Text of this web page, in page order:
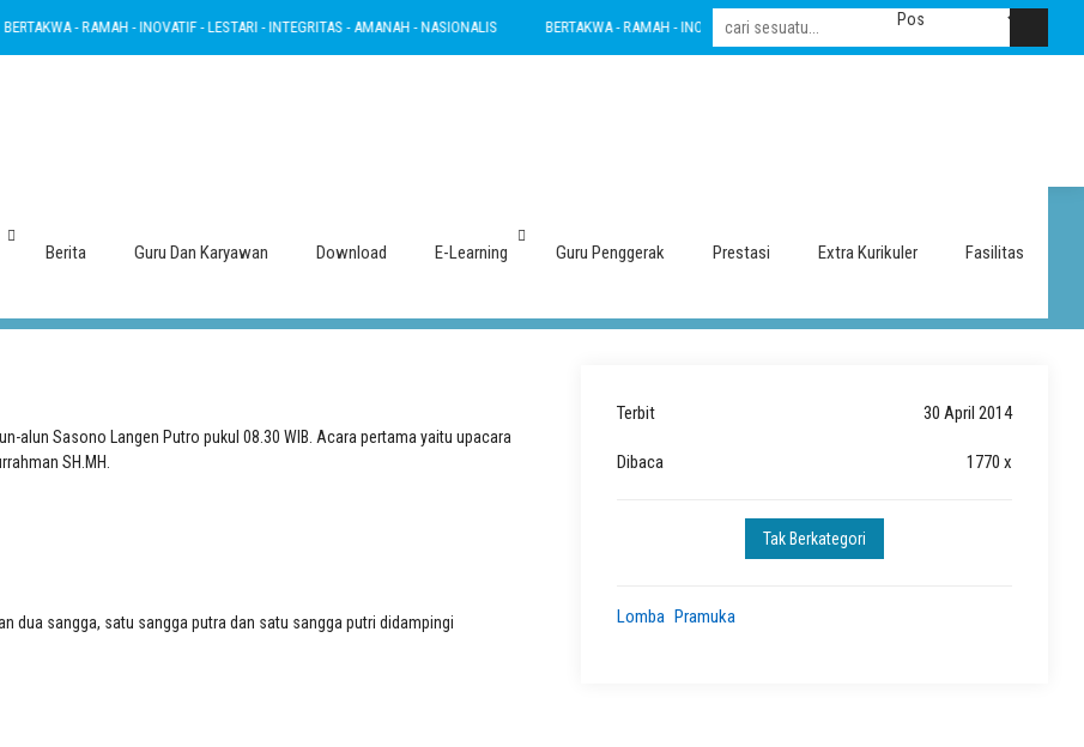
- RAMAH - INOVATIF - LESTARI - INTEGRITAS - AMANAH - NASIONALIS BERTAKWA - RAMAH - INOVATIF - LESTARI - INTEGRITAS - AMANAH - NASIONALIS
Berita Guru Dan Karyawan Download E-Learning Guru Penggerak Prestasi Extra Kurikuler Fasilitas
(LINTAS ALAM BUMI SUKOWATI) TAHUN 2014
alun Sasono Langen Putro pukul 08.30 WIB. Acara pertama yaitu upacara
SH MH
dua sangga, satu sangga putra dan satu sangga putri didampingi
Terbit 30 April 2014
Dibaca 1770 x
Tak Berkategori
Lomba Pramuka